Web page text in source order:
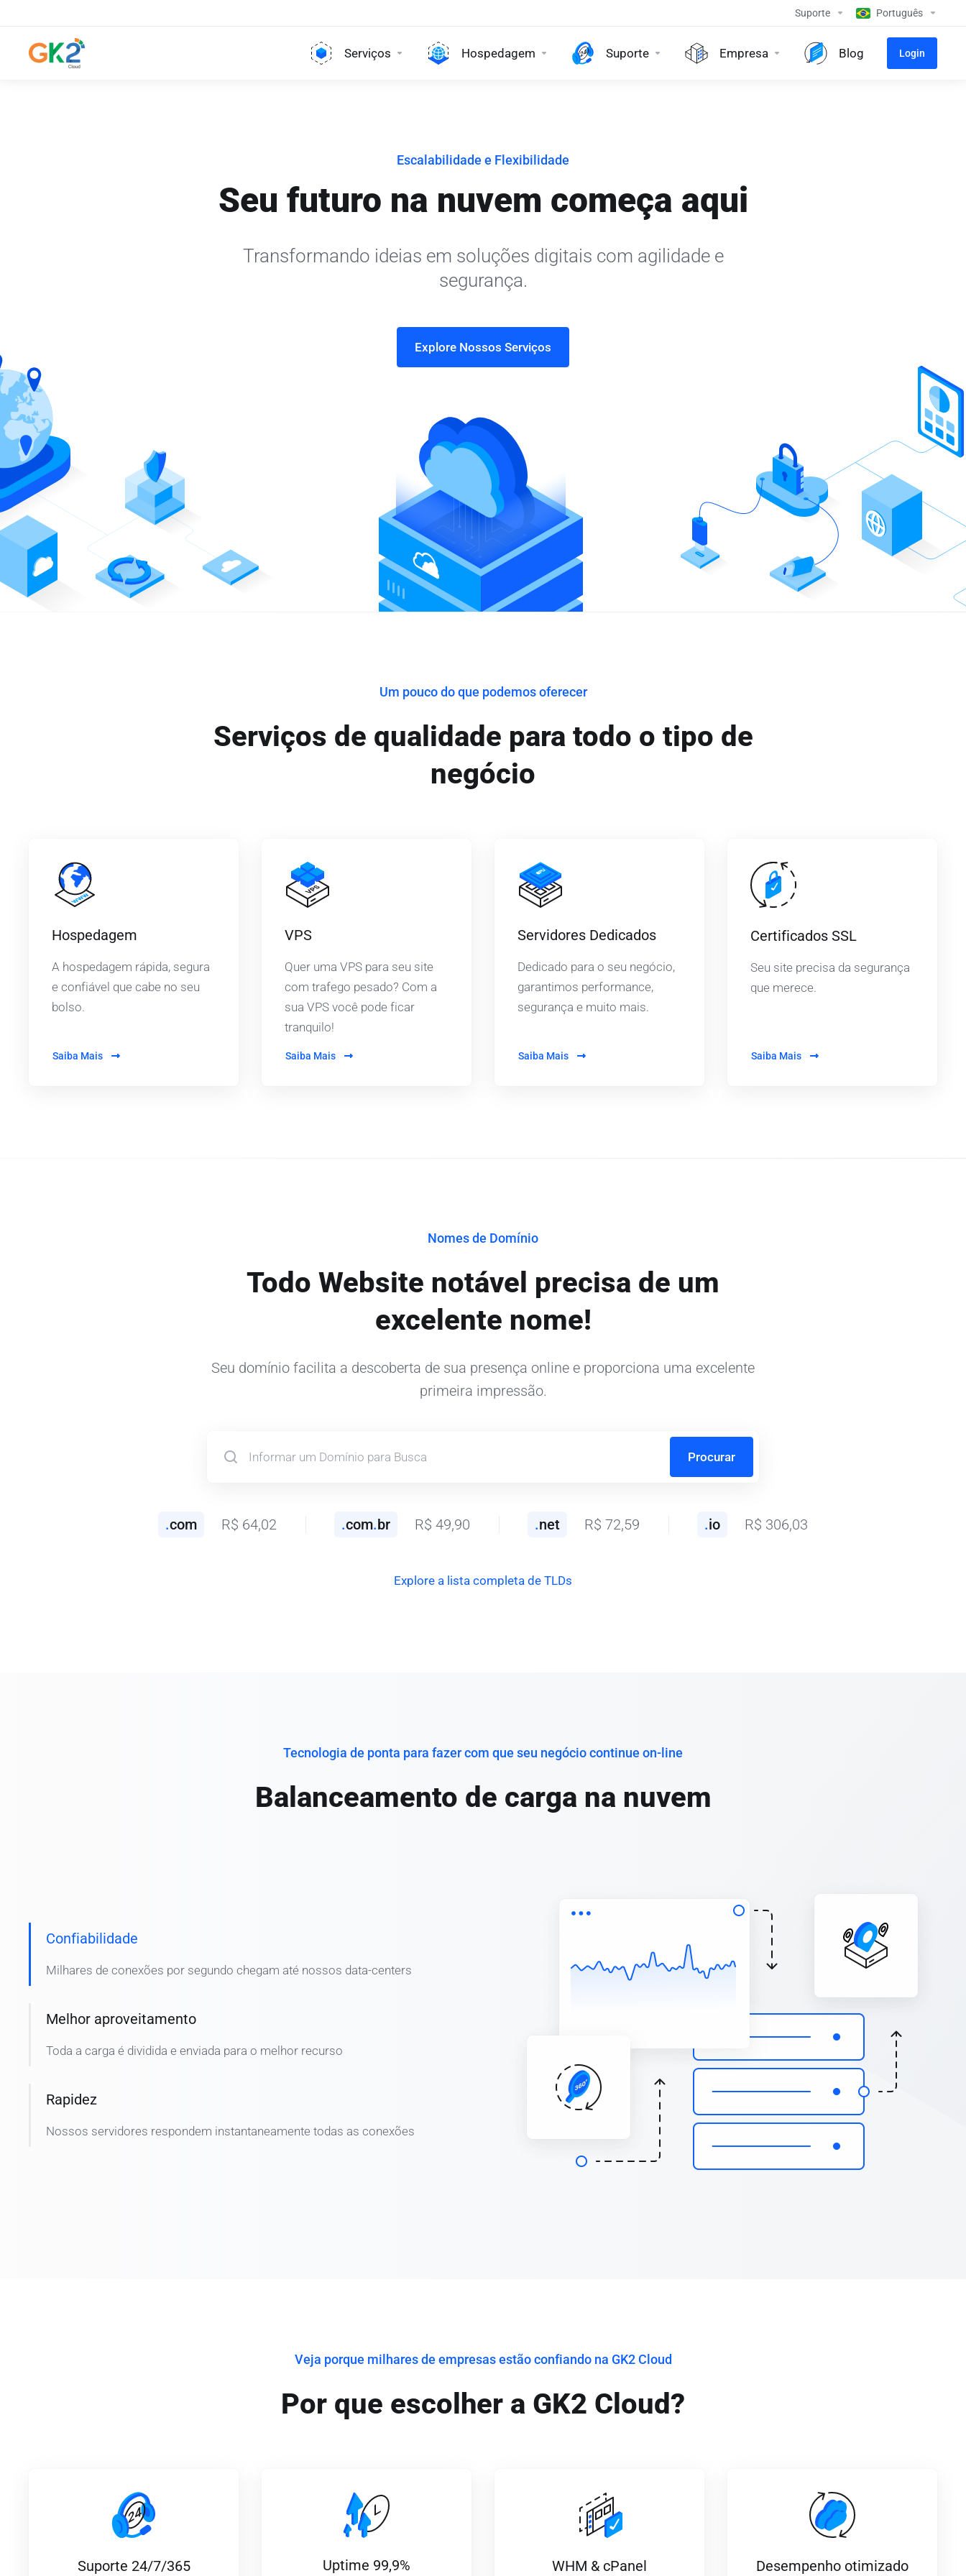
Suporte Português
Serviços Hospedagem Suporte Empresa Blog Login
Escalabilidade e Flexibilidade
Seu futuro na nuvem começa aqui
Transformando ideias em soluções digitais com agilidade e
segurança.
Explore Nossos Serviços
Um pouco do que podemos oferecer
Serviços de qualidade para todo o tipo de
negócio
Hospedagem
A hospedagem rápida, segura
e confiável que cabe no seu
bolso.
Saiba Mais
VPS
Quer uma VPS para seu site
com trafego pesado? Com a
sua VPS você pode ficar
tranquilo!
Saiba Mais
Servidores Dedicados
Dedicado para o seu negócio,
garantimos performance,
segurança e muito mais.
Saiba Mais
Certificados SSL
Seu site precisa da segurança
que merece.
Saiba Mais
Nomes de Domínio
Todo Website notável precisa de um
excelente nome!
Seu domínio facilita a descoberta de sua presença online e proporciona uma excelente
primeira impressão.
Procurar
.com R$ 64,02 .com.br R$ 49,90 .net R$ 72,59 .io R$ 306,03
Explore a lista completa de TLDs
Tecnologia de ponta para fazer com que seu negócio continue on-line
Balanceamento de carga na nuvem
Confiabilidade
Milhares de conexões por segundo chegam até nossos data-centers
Melhor aproveitamento
Toda a carga é dividida e enviada para o melhor recurso
Rapidez
Nossos servidores respondem instantaneamente todas as conexões
Veja porque milhares de empresas estão confiando na GK2 Cloud
Por que escolher a GK2 Cloud?
Suporte 24/7/365 Uptime 99,9% WHM & cPanel Desempenho otimizado